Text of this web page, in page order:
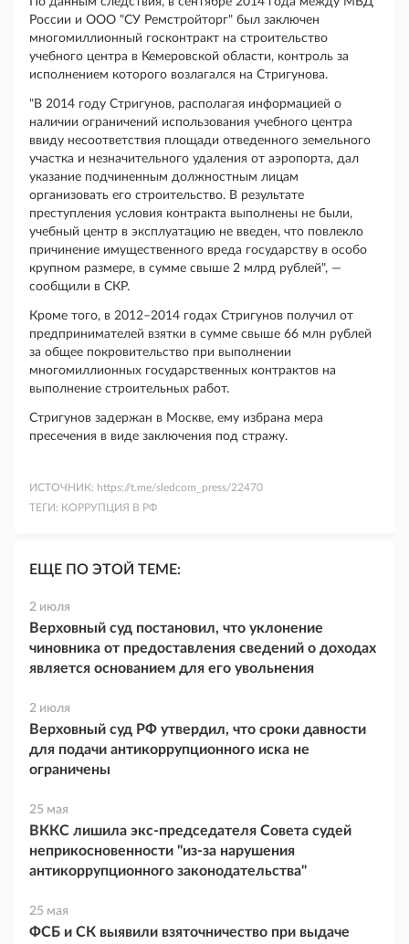
России и ООО "СУ Ремстройторг" был заключен
многомиллионный госконтракт на строительство
учебного центра в Кемеровской области, контроль за
исполнением которого возлагался на Стригунова.
"В 2014 году Стригунов, располагая информацией о
наличии ограничений использования учебного центра
ввиду несоответствия площади отведенного земельного
участка и незначительного удаления от аэропорта, дал
указание подчиненным должностным лицам
организовать его строительство. В результате
преступления условия контракта выполнены не были,
учебный центр в эксплуатацию не введен, что повлекло
причинение имущественного вреда государству в особо
крупном размере, в сумме свыше 2 млрд рублей", —
сообщили в СКР.
Кроме того, в 2012–2014 годах Стригунов получил от
предпринимателей взятки в сумме свыше 66 млн рублей
за общее покровительство при выполнении
многомиллионных государственных контрактов на
выполнение строительных работ.
Стригунов задержан в Москве, ему избрана мера
пресечения в виде заключения под стражу.
ИСТОЧНИК: https://t.me/sledcom_press/22470
ТЕГИ: КОРРУПЦИЯ В РФ
ЕЩЕ ПО ЭТОЙ ТЕМЕ:
2 июля
Верховный суд постановил, что уклонение
чиновника от предоставления сведений о доходах
является основанием для его увольнения
2 июля
Верховный суд РФ утвердил, что сроки давности
для подачи антикоррупционного иска не
ограничены
25 мая
ВККС лишила экс-председателя Совета судей
неприкосновенности "из-за нарушения
антикоррупционного законодательства"
25 мая
ФСБ и СК выявили взяточничество при выдаче